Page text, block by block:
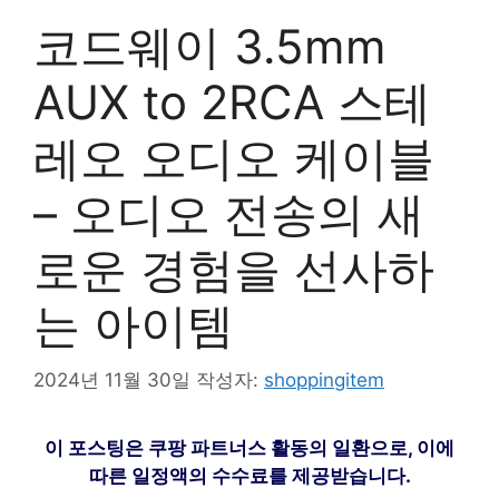
코드웨이 3.5mm
AUX to 2RCA 스테
레오 오디오 케이블
– 오디오 전송의 새
로운 경험을 선사하
는 아이템
2024년 11월 30일 작성자: shoppingitem
이 포스팅은 쿠팡 파트너스 활동의 일환으로, 이에
따른 일정액의 수수료를 제공받습니다.